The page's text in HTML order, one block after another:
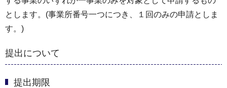
とします。(事業所番号一つにつき、１回のみの申請としま
す。)
提出について
提出期限